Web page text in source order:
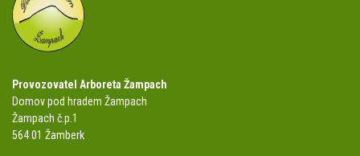
Provozovatel Arboreta Žampach
Domov pod hradem Žampach
Žampach č.p.1
564 01 Žamberk